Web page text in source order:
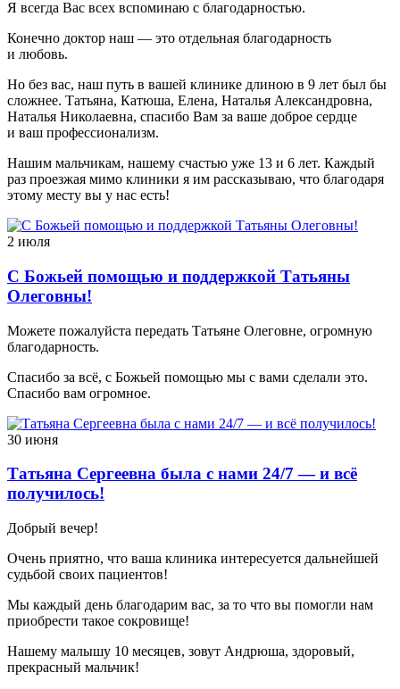
Я всегда Вас всех вспоминаю с благодарностью.
Конечно доктор наш — это отдельная благодарность
и любовь.
Но без вас, наш путь в вашей клинике длиною в 9 лет был бы
сложнее. Татьяна, Катюша, Елена, Наталья Александровна,
Наталья Николаевна, спасибо Вам за ваше доброе сердце
и ваш профессионализм.
Нашим мальчикам, нашему счастью уже 13 и 6 лет. Каждый
раз проезжая мимо клиники я им рассказываю, что благодаря
этому месту вы у нас есть!
2 июля
С Божьей помощью и поддержкой Татьяны
Олеговны!
Можете пожалуйста передать Татьяне Олеговне, огромную
благодарность.
Спасибо за всё, с Божьей помощью мы с вами сделали это.
Спасибо вам огромное.
30 июня
Татьяна Сергеевна была с нами 24/7 — и всё
получилось!
Добрый вечер!
Очень приятно, что ваша клиника интересуется дальнейшей
судьбой своих пациентов!
Мы каждый день благодарим вас, за то что вы помогли нам
приобрести такое сокровище!
Нашему малышу 10 месяцев, зовут Андрюша, здоровый,
прекрасный мальчик!